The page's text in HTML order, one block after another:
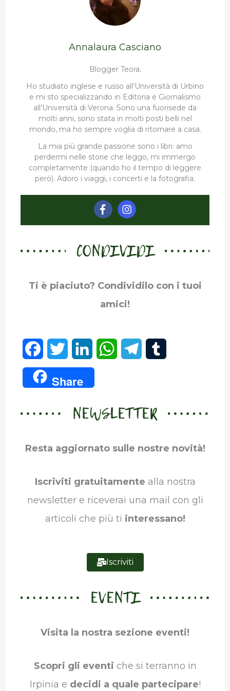
Annalaura Casciano
Blogger Teora.
Ho studiato inglese e russo all’Università di Urbino
e mi sto specializzando in Editoria e Giornalismo
all’Università di Verona. Sono una fuorisede da
molti anni, sono stata in molti posti belli nel
mondo, ma ho sempre voglia di ritornare a casa.
La mia più grande passione sono i libri: amo
perdermi nelle storie che leggo, mi immergo
completamente (quando ho il tempo di leggere
però). Adoro i viaggi, i concerti e la fotografia.
CONDIVIDI
Ti è piaciuto? Condividilo con i tuoi
amici!
a
c
o
w
i
e
i
n
k
d
W
t
A
e
r
b
r
Share
NEWSLETTER
Resta aggiornato sulle nostre novità!
Iscriviti gratuitamente alla nostra
newsletter e riceverai una mail con gli
articoli che più ti interessano!
Iscriviti
EVENTI
Visita la nostra sezione eventi!
Scopri gli eventi che si terranno in
Irpinia e decidi a quale partecipare!